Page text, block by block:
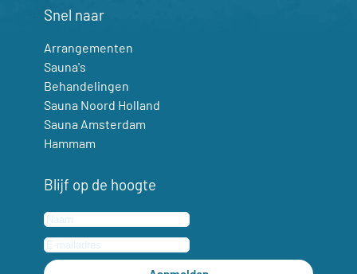
Snel naar
Arrangementen
Sauna's
Behandelingen
Sauna Noord Holland
Sauna Amsterdam
Hammam
Blijf op de hoogte